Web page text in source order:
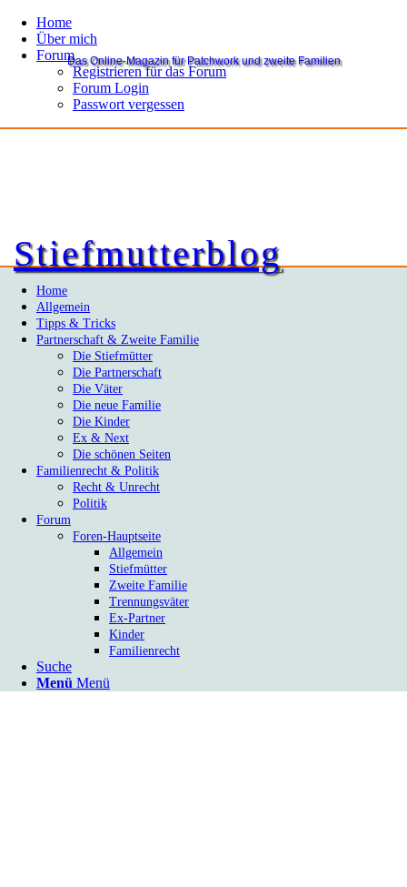
Home
Über mich
Forum
Registrieren für das Forum
Forum Login
Passwort vergessen
Stiefmutterblog
Das Online-Magazin für Patchwork und zweite Familien
Home
Allgemein
Tipps & Tricks
Partnerschaft & Zweite Familie
Die Stiefmütter
Die Partnerschaft
Die Väter
Die neue Familie
Die Kinder
Ex & Next
Die schönen Seiten
Familienrecht & Politik
Recht & Unrecht
Politik
Forum
Foren-Hauptseite
Allgemein
Stiefmütter
Zweite Familie
Trennungsväter
Ex-Partner
Kinder
Familienrecht
Suche
Menü Menü